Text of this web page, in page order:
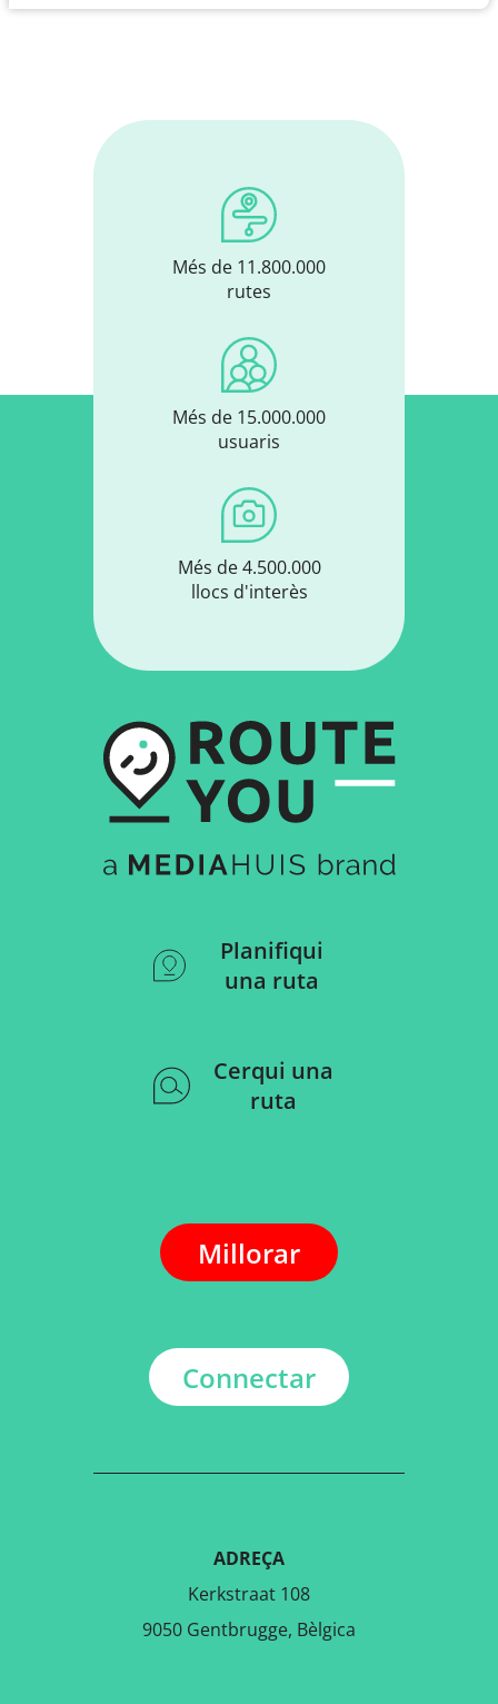
Més de 11.800.000
rutes
Més de 15.000.000
usuaris
Més de 4.500.000
llocs d'interès
Planifiqui
una ruta
Cerqui una
ruta
Millorar
Connectar
ADREÇA
Kerkstraat 108
9050 Gentbrugge, Bèlgica